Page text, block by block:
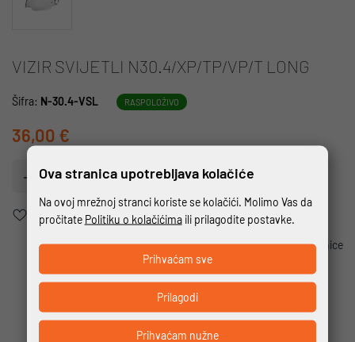
VIZIR SVIJETLI N30.4/XP/TP/VP/T LONG
Šifra: N-30.4-VSL RASPOLOŽIVO
36,00 €
Dodajte u košaricu
Dodaj u favorite
Ispis stranice
Ova stranica upotrebljava kolačiće
Na ovoj mrežnoj stranci koriste se kolačići. Molimo Vas da
pročitate Politiku o kolačićimaili prilagodite postavke.
Prihvaćam nužne
Prilagodi
Prihvaćam sve